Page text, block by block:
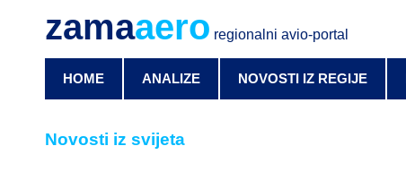
zamaaero regionalni avio-portal
HOME ANALIZE NOVOSTI IZ REGIJE
Novosti iz svijeta